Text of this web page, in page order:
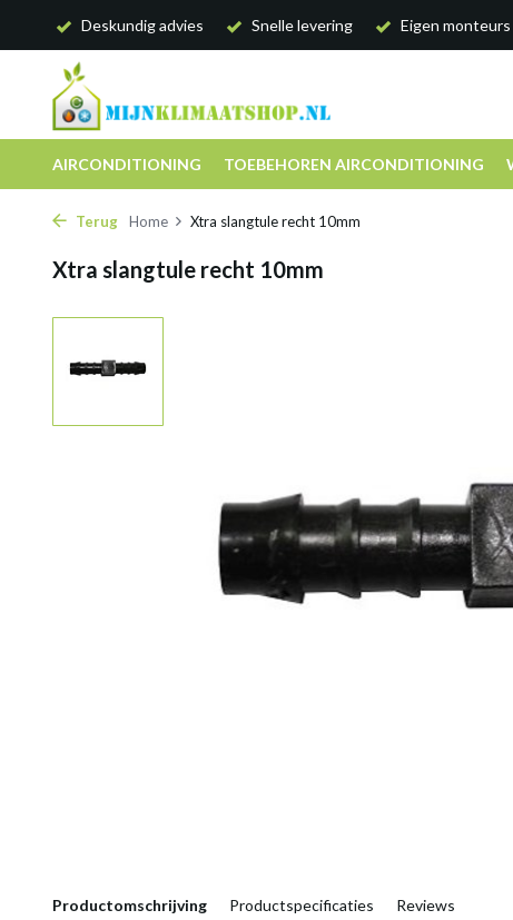
Deskundig advies Snelle levering Eigen monteurs
AIRCONDITIONING TOEBEHOREN AIRCONDITIONING
Terug Home Xtra slangtule recht 10mm
Xtra slangtule recht 10mm
Productomschrijving Productspecificaties Reviews